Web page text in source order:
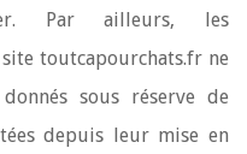
Par ailleurs, les
toutcapourchats.fr ne
sous réserve de
depuis leur mise en